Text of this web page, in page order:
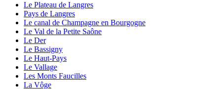
Le Plateau de Langres
Pays de Langres
Le canal de Champagne en Bourgogne
Le Val de la Petite Saône
Le Der
Le Bassigny
Le Haut-Pays
Le Vallage
Les Monts Faucilles
La Vôge